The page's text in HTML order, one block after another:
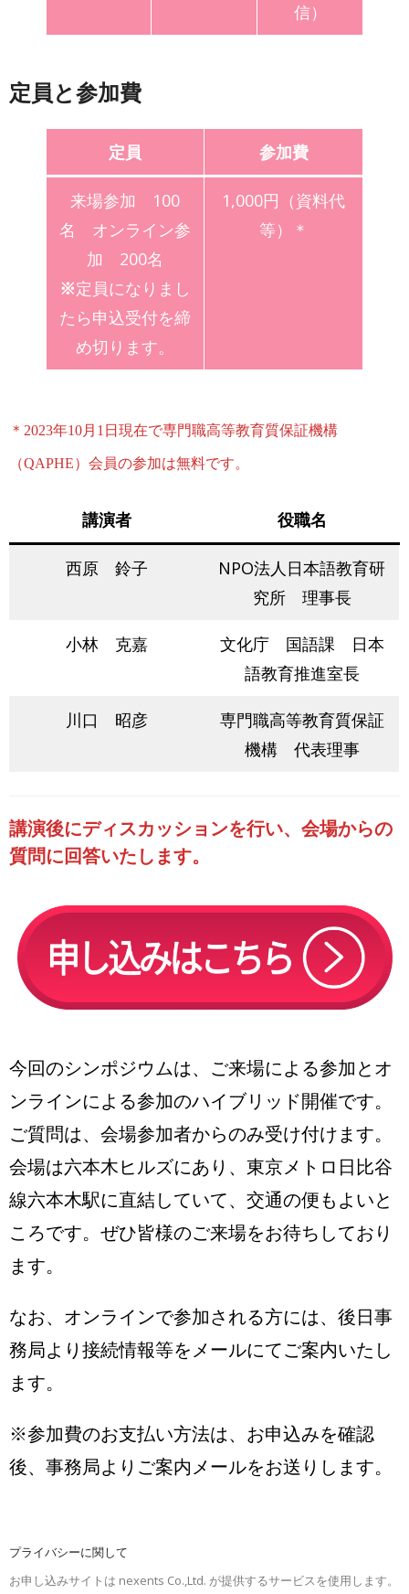
信）
定員と参加費
定員 参加費
来場参加 100
名 オンライン参
加 200名
※定員になりまし
たら申込受付を締
め切ります。
1,000円（資料代
等）＊
＊2023年10月1日現在で専門職高等教育質保証機構
（QAPHE）会員の参加は無料です。
講演者 役職名
西原 鈴子
NPO法人日本語教育研
究所 理事長
小林 克嘉
文化庁 国語課 日本
語教育推進室長
川口 昭彦
専門職高等教育質保証
機構 代表理事
講演後にディスカッションを行い、会場からの
質問に回答いたします。
今回のシンポジウムは、ご来場による参加とオ
ンラインによる参加のハイブリッド開催です。
ご質問は、会場参加者からのみ受け付けます。
会場は六本木ヒルズにあり、東京メトロ日比谷
線六本木駅に直結していて、交通の便もよいと
ころです。ぜひ皆様のご来場をお待ちしており
ます。
なお、オンラインで参加される方には、後日事
務局より接続情報等をメールにてご案内いたし
ます。
※参加費のお支払い方法は、お申込みを確認
後、事務局よりご案内メールをお送りします。
プライバシーに関して
お申し込みサイトは nexents Co.,Ltd. が提供するサービスを使用します。